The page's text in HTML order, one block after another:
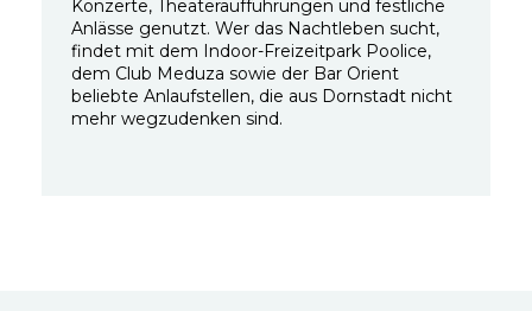
Konzerte, Theateraufführungen und festliche
Anlässe genutzt. Wer das Nachtleben sucht,
findet mit dem Indoor-Freizeitpark Poolice,
dem Club Meduza sowie der Bar Orient
beliebte Anlaufstellen, die aus Dornstadt nicht
mehr wegzudenken sind.